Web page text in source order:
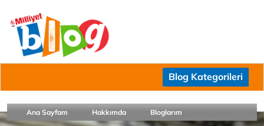
Blog Kategorileri
Ana Sayfam Hakkımda Bloglarım